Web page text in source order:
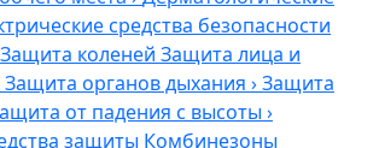
средства безопасности
Защита коленей Защита лица и
Защита органов дыхания ›Защита
от падения с высоты ›
защиты Комбинезоны